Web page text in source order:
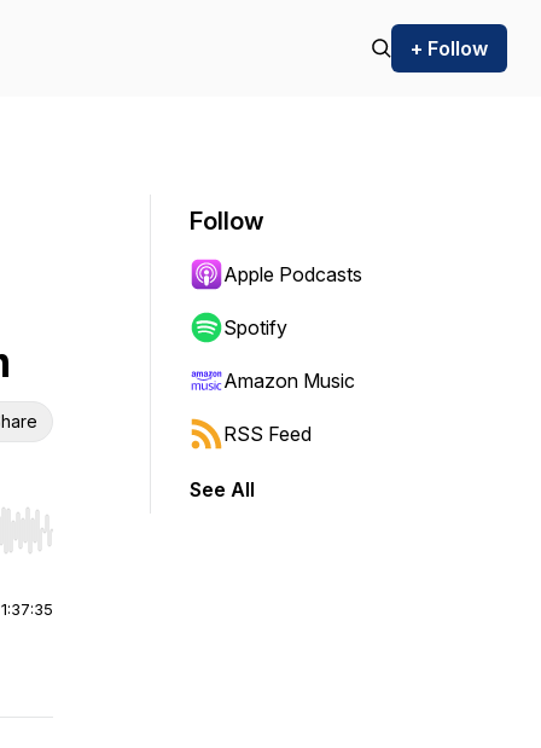
+ Follow
Hold shift to jump forward or backward.
1:37:35
Follow
Apple Podcasts
Spotify
Amazon Music
RSS Feed
See All